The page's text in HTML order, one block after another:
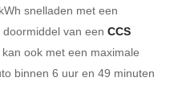
snelladen met een
doormiddel van een CCS
ook met een maximale
binnen 6 uur en 49 minuten